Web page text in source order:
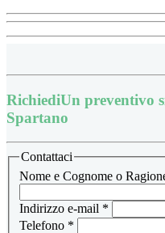
RichiediUn preventivo
Spartano
Contattaci
Nome e Cognome o
Indirizzo e-mail *
Telefono *